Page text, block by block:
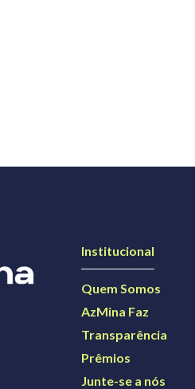
Institucional
Quem Somos
AzMina Faz
Transparência
Prêmios
Junte-se a nós